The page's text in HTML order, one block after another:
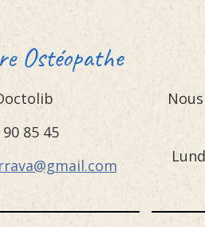
Ostéopathe
85 45